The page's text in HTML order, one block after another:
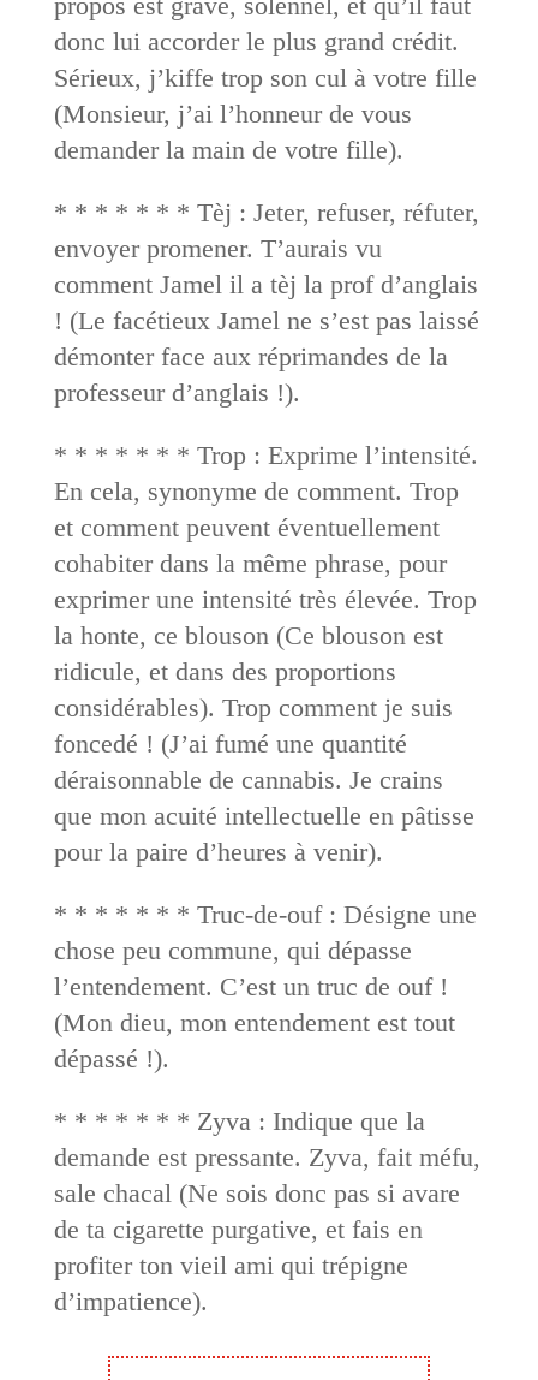
donc lui accorder le plus grand crédit.
Sérieux, j’kiffe trop son cul à votre fille
(Monsieur, j’ai l’honneur de vous
demander la main de votre fille).
* * * * * * * Tèj : Jeter, refuser, réfuter,
envoyer promener. T’aurais vu
comment Jamel il a tèj la prof d’anglais
! (Le facétieux Jamel ne s’est pas laissé
démonter face aux réprimandes de la
professeur d’anglais !).
* * * * * * * Trop : Exprime l’intensité.
En cela, synonyme de comment. Trop
et comment peuvent éventuellement
cohabiter dans la même phrase, pour
exprimer une intensité très élevée. Trop
la honte, ce blouson (Ce blouson est
ridicule, et dans des proportions
considérables). Trop comment je suis
foncedé ! (J’ai fumé une quantité
déraisonnable de cannabis. Je crains
que mon acuité intellectuelle en pâtisse
pour la paire d’heures à venir).
* * * * * * * Truc-de-ouf : Désigne une
chose peu commune, qui dépasse
l’entendement. C’est un truc de ouf !
(Mon dieu, mon entendement est tout
dépassé !).
* * * * * * * Zyva : Indique que la
demande est pressante. Zyva, fait méfu,
sale chacal (Ne sois donc pas si avare
de ta cigarette purgative, et fais en
profiter ton vieil ami qui trépigne
d’impatience).